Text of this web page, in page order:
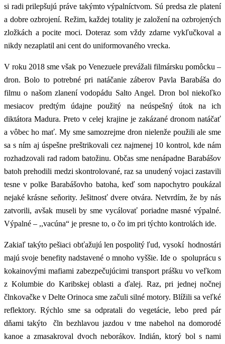
si radi prilepšujú práve takýmto výpalníctvom. Sú predsa zle platení
a dobre ozbrojení. Režim, každej totality je založení na ozbrojených
zložkách a pocite moci. Doteraz som vždy zdarne vykľučkoval a
nikdy nezaplatil ani cent do uniformovaného vrecka.
V roku 2018 sme však po Venezuele prevážali filmársku pomôcku –
dron. Bolo to potrebné pri natáčanie záberov Pavla Barabáša do
filmu o našom zlanení vodopádu Salto Angel. Dron bol niekoľko
mesiacov predtým údajne použitý na neúspešný útok na ich
diktátora Madura. Preto v celej krajine je zakázané dronom natáčať
a vôbec ho mať. My sme samozrejme dron nielenže použili ale sme
sa s ním aj úspešne preštrikovali cez najmenej 10 kontrol, kde nám
rozhadzovali rad radom batožinu. Občas sme nenápadne Barabášov
batoh prehodili medzi skontrolované, raz sa unudený vojaci zastavili
tesne v polke Barabášovho batoha, keď som napochytro poukázal
nejaké krásne seňority. Ješitnosť dvere otvára. Netvrdím, že by nás
zatvorili, avšak museli by sme vycálovať poriadne masné výpalné.
Výpalné – ,,vacúna“ je presne to, o čo im pri týchto kontrolách ide.
Zakiaľ takýto pešiaci obťažujú len pospolitý ľud, vysokí hodnostári
majú svoje benefity nadstavené o mnoho vyššie. Ide o spoluprácu s
kokainovými mafiami zabezpečujúcimi transport prášku vo veľkom
z Kolumbie do Karibskej oblasti a ďalej. Raz, pri jednej nočnej
člnkovačke v Delte Orinoca sme začuli silné motory. Blížili sa veľké
reflektory. Rýchlo sme sa odpratali do vegetácie, lebo pred pár
dňami takýto čln bezhlavou jazdou v tme nabehol na domorodé
kanoe a zmasakroval dvoch neborákov. Indián, ktorý bol s nami